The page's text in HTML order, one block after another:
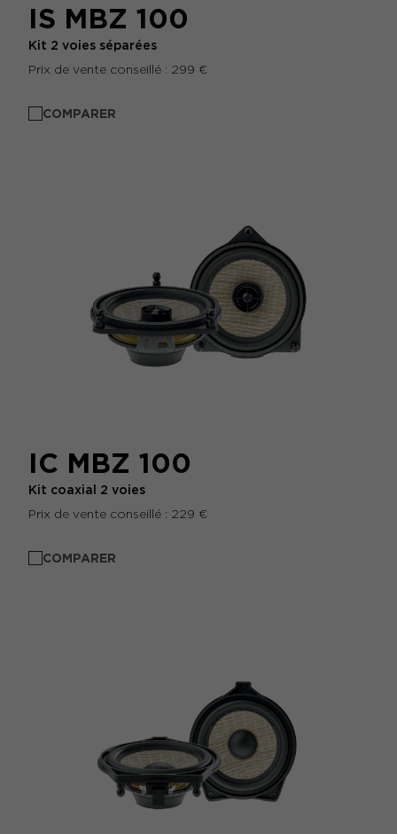
IS MBZ 100
Kit 2 voies séparées
Prix de vente conseillé : 299 €
COMPARER
IC MBZ 100
Kit coaxial 2 voies
Prix de vente conseillé : 229 €
COMPARER